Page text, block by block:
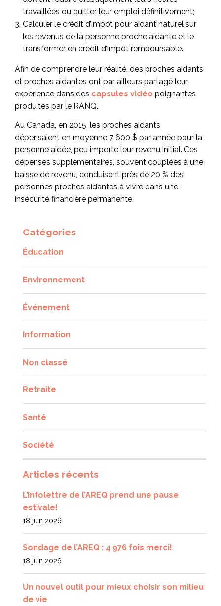
travaillées ou quitter leur emploi définitivement;
Calculer le crédit d’impôt pour aidant naturel sur
les revenus de la personne proche aidante et le
transformer en crédit d’impôt remboursable.
Afin de comprendre leur réalité, des proches aidants
et proches aidantes ont par ailleurs partagé leur
expérience dans des capsules vidéo poignantes
produites par le RANQ.
Au Canada, en 2015, les proches aidants
dépensaient en moyenne 7 600 $ par année pour la
personne aidée, peu importe leur revenu initial. Ces
dépenses supplémentaires, souvent couplées à une
baisse de revenu, conduisent près de 20 % des
personnes proches aidantes à vivre dans une
insécurité financière permanente.
Catégories
Éducation
Environnement
Événement
Information
Non classé
Retraite
Santé
Société
Articles récents
L’infolettre de l’AREQ prend une pause
estivale!
18 juin 2026
Sondage de l’AREQ : 4 976 fois merci!
18 juin 2026
Un nouvel outil pour mieux choisir son milieu
de vie